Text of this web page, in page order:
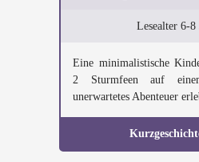
Lesealter 6-8
Eine minimalistische
2 Sturmfeen auf
unerwartetes Abenteuer